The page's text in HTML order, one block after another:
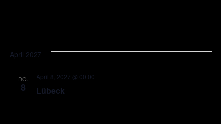
April 2027
DO.
8 Lübeck
April 8, 2027 @ 00:00